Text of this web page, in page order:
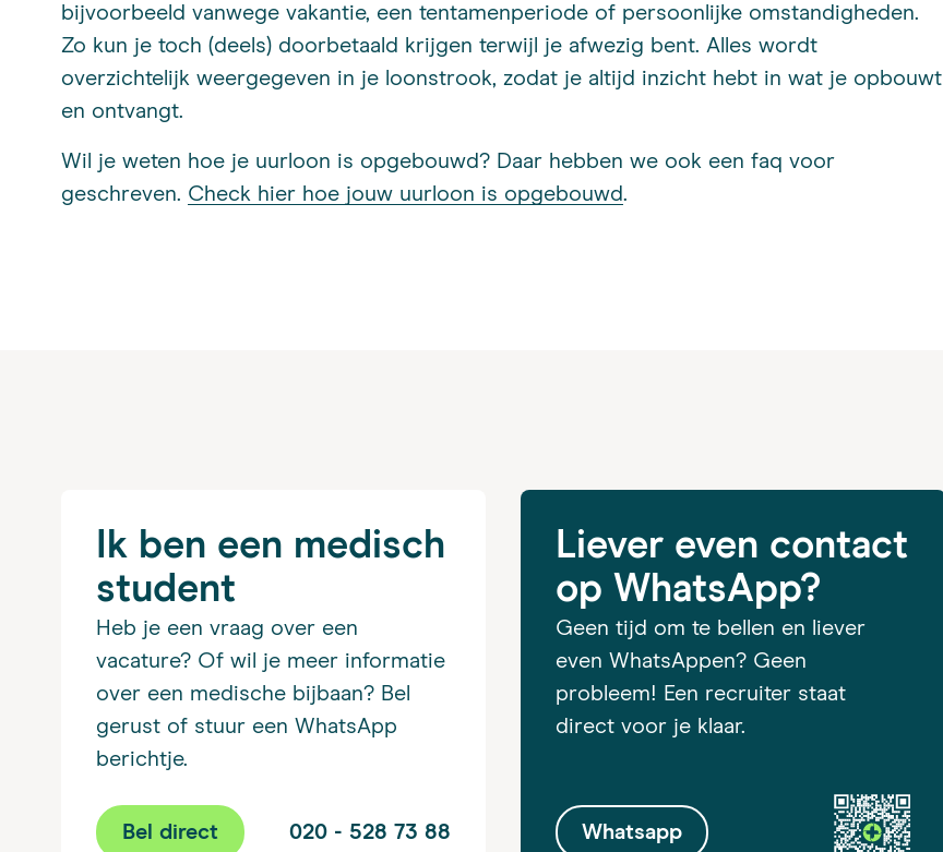
bijvoorbeeld vanwege vakantie, een tentamenperiode of persoonlijke omstandigheden.
Zo kun je toch (deels) doorbetaald krijgen terwijl je afwezig bent. Alles wordt
overzichtelijk weergegeven in je loonstrook, zodat je altijd inzicht hebt in wat je opbouwt
en ontvangt.
Wil je weten hoe je uurloon is opgebouwd? Daar hebben we ook een faq voor
geschreven. Check hier hoe jouw uurloon is opgebouwd.
Ik ben een medisch
student
Heb je een vraag over een
vacature? Of wil je meer informatie
over een medische bijbaan? Bel
gerust of stuur een WhatsApp
berichtje.
Bel direct 020 - 528 73 88
Liever even contact
op WhatsApp?
Geen tijd om te bellen en liever
even WhatsAppen? Geen
probleem! Een recruiter staat
direct voor je klaar.
Whatsapp